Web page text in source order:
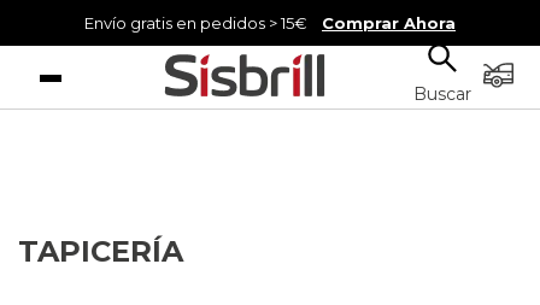
Envío gratis en pedidos > 15€ Comprar Ahora
Menú
Buscar
TAPICERÍA